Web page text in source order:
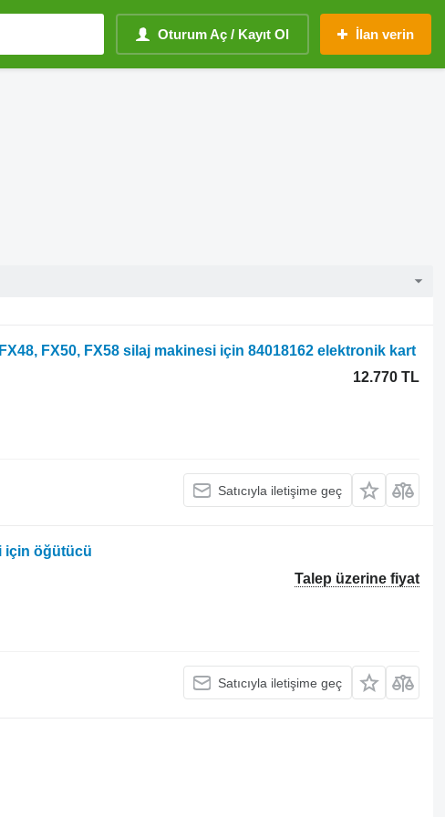
Oturum Aç / Kayıt Ol İlan verin
FX50, FX58 silaj makinesi için 84018162 elektronik kart
12.770 TL
Satıcıyla iletişime geç
için öğütücü
Talep üzerine fiyat
Satıcıyla iletişime geç